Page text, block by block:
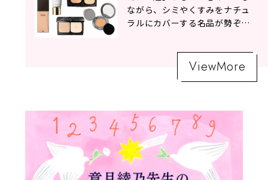
ながら、シミやくすみをナチュ
ラルにカバーする名品が勢ぞろ
ViewMore